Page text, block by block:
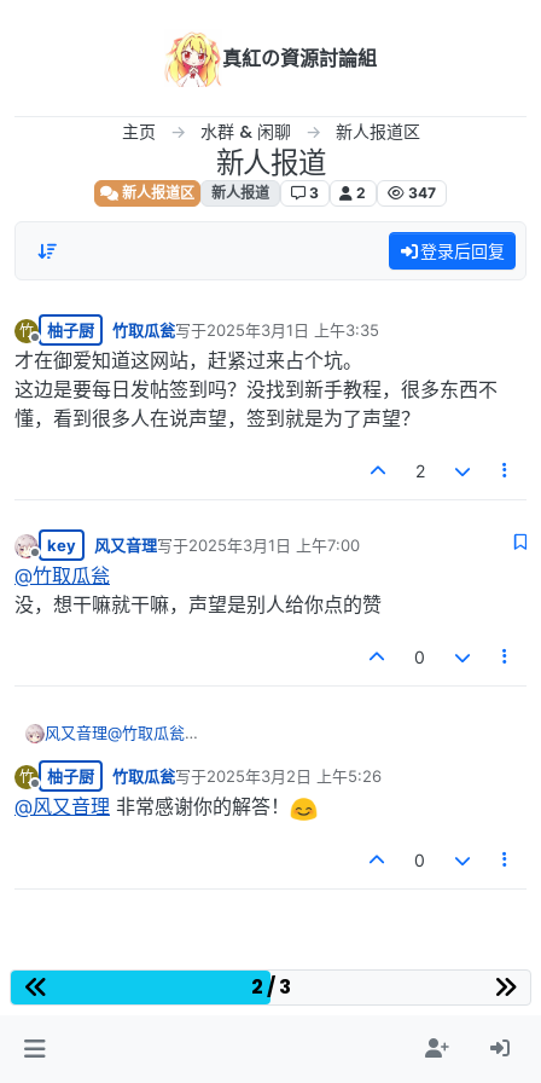
真紅の資源討論組
主页 水群 & 闲聊 新人报道区
新人报道
新人报道区 新人报道 3 2 347
登录后回复
竹
离线
柚子厨 竹取瓜瓮写于2025年3月1日 上午3:35
最后由 编辑
才在御爱知道这网站，赶紧过来占个坑。
这边是要每日发帖签到吗？没找到新手教程，很多东西不
懂，看到很多人在说声望，签到就是为了声望？
2
离线
key 风又音理写于2025年3月1日 上午7:00
最后由 编辑
@竹取瓜瓮
没，想干嘛就干嘛，声望是别人给你点的赞
0
风又音理@竹取瓜瓮
竹
离线
柚子厨 竹取瓜瓮写于2025年3月2日 上午5:26
最后由 编辑
@风又音理 非常感谢你的解答！
0
2 / 3